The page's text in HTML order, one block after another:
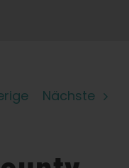
Nächste